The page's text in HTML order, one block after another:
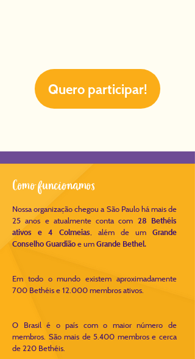
Quero participar!
Como funcionamos
Nossa organização chegou a São Paulo há mais de
25 anos e atualmente conta com 28 Bethéis
ativos e 4 Colmeias , além de um Grande
Conselho Guardiãoe umGrande Bethel.
Em todo o mundo existem aproximadamente
700 Bethéis e 12.000 membros ativos.
O Brasil é o país com o maior número de
membros. São mais de 5.400 membros e cerca
de 220 Bethéis.